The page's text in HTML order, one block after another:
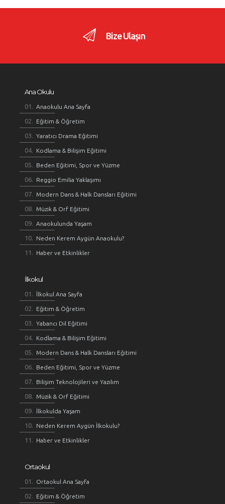
Bize Ulaşın
Ana Okulu
Anaokulu Ana Sayfa
Eğitim & Öğretim
Yaratıcı Drama Eğitimi
Kodlama & Bilişim Eğitimi
Beden Eğitimi, Spor ve Yüzme
Reggio Emilia Yaklaşımı
Modern Dans & Halk Dansları Eğitimi
Müzik & Orf Eğitimi
Anaokulunda Yaşam
Neden Kerem Aygün Anaokulu?
Haber ve Etkinlikler
İlkokul
İlkokul Ana Sayfa
Eğitim & Öğretim
Yabancı Dil Eğitimi
Kodlama & Bilişim Eğitimi
Modern Dans & Halk Dansları Eğitimi
Beden Eğitimi, Spor ve Yüzme
Bilişim Teknolojileri ve Yazılım
Müzik & Orf Eğitimi
İlkokulda Yaşam
Neden Kerem Aygün İlkokulu?
Haber ve Etkinlikler
Ortaokul
Ortaokul Ana Sayfa
Eğitim & Öğretim